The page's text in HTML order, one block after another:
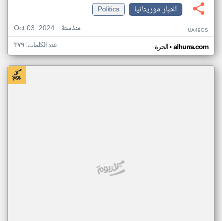
اخبار موريتانيا
Politics
Oct 03, 2024
منذ سنة UA49OS
الحرة• alhurra.com عدد الكلمات: ٣٧٩